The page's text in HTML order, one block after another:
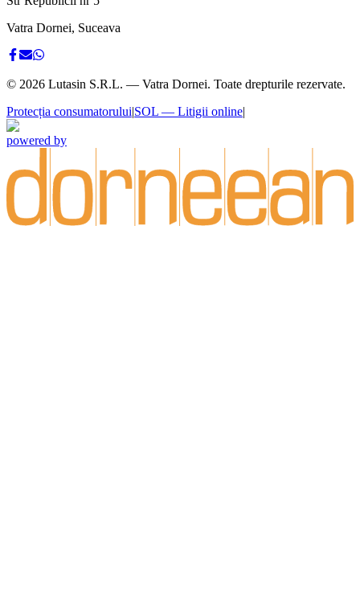
Vatra Dornei, Suceava
© 2026 Lutasin S.R.L. — Vatra Dornei. Toate drepturile rezervate.
Protecția consumatorului|SOL — Litigii online|
powered by